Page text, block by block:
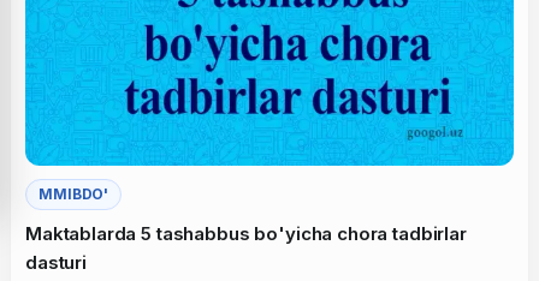
MMIBDO'
Maktablarda 5 tashabbus bo'yicha chora tadbirlar
dasturi